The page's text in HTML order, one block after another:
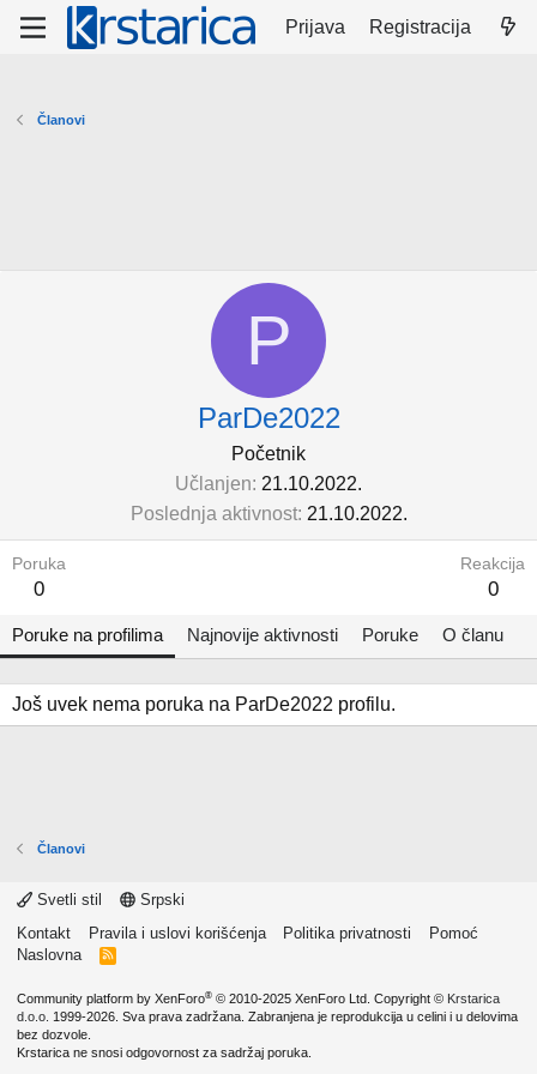
Prijava Registracija
Članovi
P
ParDe2022
Početnik
Učlanjen 21.10.2022.
Poslednja aktivnost 21.10.2022.
Poruka
0
Reakcija
0
Poruke na profilima Najnovije aktivnosti Poruke O članu
Još uvek nema poruka na ParDe2022 profilu.
Članovi
Svetli stil
Srpski
Kontakt
Pravila i uslovi korišćenja Politika privatnosti
Pomoć
Naslovna
R
Community platform by XenForo® © 2010-2025 XenForo Ltd. Copyright © Krstarica
d.o.o. 1999-2026. Sva prava zadržana. Zabranjena je reprodukcija u celini i u delovima
bez dozvole.
Krstarica ne snosi odgovornost za sadržaj poruka.